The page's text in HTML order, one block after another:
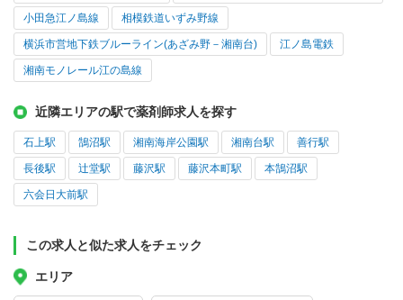
小田急江ノ島線 相模鉄道いずみ野線
横浜市営地下鉄ブルーライン(あざみ野－湘南台) 江ノ島電鉄
湘南モノレール江の島線
近隣エリアの駅で薬剤師求人を探す
石上駅 鵠沼駅 湘南海岸公園駅 湘南台駅 善行駅
長後駅 辻堂駅 藤沢駅 藤沢本町駅 本鵠沼駅
六会日大前駅
この求人と似た求人をチェック
エリア